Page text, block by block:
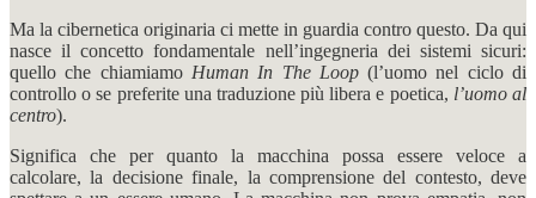
Ma la cibernetica originaria ci mette in guardia contro questo. Da qui
nasce il concetto fondamentale nell’ingegneria dei sistemi sicuri:
quello che chiamiamo Human In The Loop(l’uomo nel ciclo di
controllo o se preferite una traduzione più libera e poetica, l’uomo al
centro).
Significa che per quanto la macchina possa essere veloce a
calcolare, la decisione finale, la comprensione del contesto, deve